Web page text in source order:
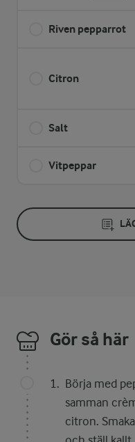
Riven pepparrot
Citron
Salt
Vitpeppar
Gör så här
Börja med
samman
citron.